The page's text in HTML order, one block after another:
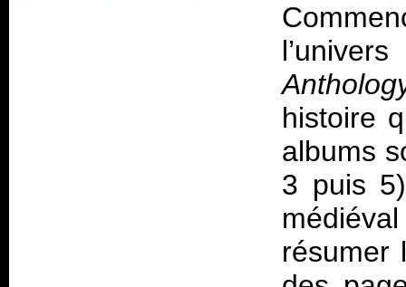
histoire
albums
3 puis
résumer